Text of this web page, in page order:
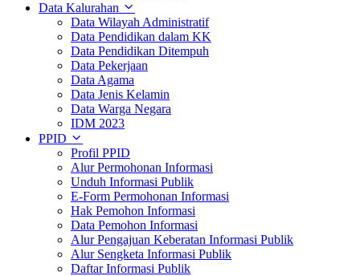
Data Kalurahan
Data Wilayah Administratif
Data Pendidikan dalam KK
Data Pendidikan Ditempuh
Data Pekerjaan
Data Agama
Data Jenis Kelamin
Data Warga Negara
IDM 2023
PPID
Profil PPID
Alur Permohonan Informasi
Unduh Informasi Publik
E-Form Permohonan Informasi
Hak Pemohon Informasi
Data Pemohon Informasi
Alur Pengajuan Keberatan Informasi Publik
Alur Sengketa Informasi Publik
Daftar Informasi Publik